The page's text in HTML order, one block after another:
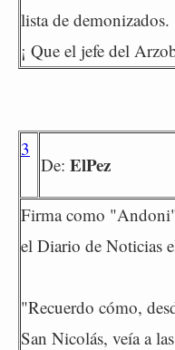
lista de demonizados.
¡ Que el jefe del
3
De: ElPez
Firma como
el Diario de Noticias
"Recuerdo cómo,
San Nicolás, veía a